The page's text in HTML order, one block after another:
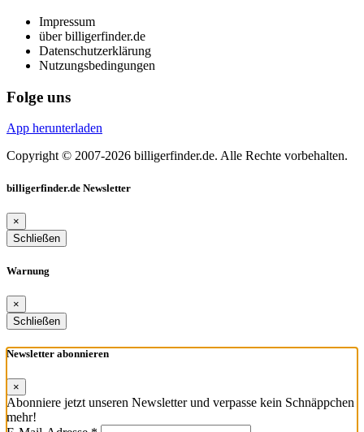
Impressum
über billigerfinder.de
Datenschutzerklärung
Nutzungsbedingungen
Folge uns
App herunterladen
Copyright © 2007-2026 billigerfinder.de. Alle Rechte vorbehalten.
billigerfinder.de Newsletter
×
Schließen
Warnung
×
Schließen
Newsletter abonnieren
×
Abonniere jetzt unseren Newsletter und verpasse kein Schnäppchen
mehr!